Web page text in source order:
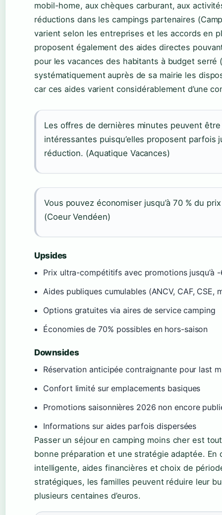
mobil-home, aux chèques carburant, aux
réductions dans les campings partenaires
varient selon les entreprises et les accords en
proposent également des aides directes
pour les vacances des habitants à budget serré
systématiquement auprès de sa mairie les
car ces aides varient considérablement d’une
Les offres de dernières minutes peuvent
intéressantes puisqu’elles proposent parfois
réduction. (Aquatique Vacances)
Vous pouvez économiser jusqu’à 70 % du
(Coeur Vendéen)
Upsides
Prix ultra-compétitifs avec promotions jusqu’à -
Aides publiques cumulables (ANCV, CAF, CSE,
Options gratuites via aires de service camping
Économies de 70% possibles en hors-saison
Downsides
Réservation anticipée contraignante pour last
Confort limité sur emplacements basiques
Promotions saisonnières 2026 non encore
Informations sur aides parfois dispersées
Passer un séjour en camping moins cher est
bonne préparation et une stratégie adaptée. En
intelligente, aides financières et choix de
stratégiques, les familles peuvent réduire leur
plusieurs centaines d’euros.